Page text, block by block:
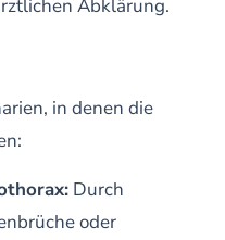
Abklärung.
in denen die
Durch
oder